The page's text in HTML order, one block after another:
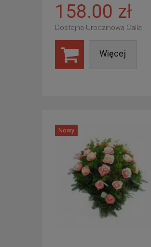
158.00 zł
Dostojna Urodzinowa Calla
Więcej
Nowy